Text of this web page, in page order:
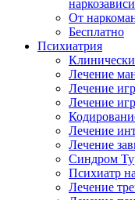
От
Бесплатно
Психиатрия
Лечение
Лечение
Лечение
Лечение
Лечение
Синдром
Психиатр
Лечение